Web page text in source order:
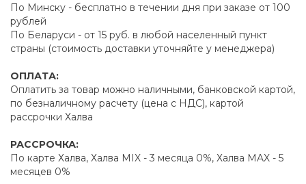
По Минску - бесплатно в течении дня при заказе от 100
рублей
По Беларуси - от 15 руб. в любой населенный пункт
страны (стоимость доставки уточняйте у менеджера)
ОПЛАТА:
Оплатить за товар можно наличными, банковской картой,
по безналичному расчету (цена с НДС), картой
рассрочки Халва
РАССРОЧКА:
По карте Халва, Халва MIX - 3 месяца 0%, Халва MAX - 5
месяцев 0%